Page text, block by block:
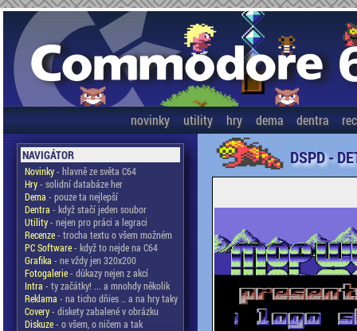
novinky utility hry dema dentra
NAVIGÁTOR
Novinky- hlavně ze světa C64
Hry- solidní databáze her
Dema - pouze ta nejlepší
Dentra - když stačí jeden soubor
Utility- nejen pro práci a legraci
Recenze- trocha textu o všem možném
PC Software- když to nejde na C64
Grafika - ne vždy jen 320x200
Fotogalerie- důkazy nejen z akcí
Intra - ty začátky! ... a mnohdy několik
Reklama - na ticho dňies .. a na hry taky
Covery- diskety zabalené v obrázku
Diskuze- o všem, o ničem a tak
DSPD -